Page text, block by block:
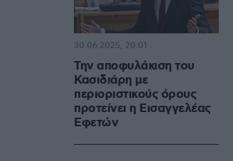
Την αποφυλάκιση του
Κασιδιάρη με
περιοριστικούς όρους
προτείνει η Εισαγγελέας
Εφετών
30.06.2025, 20:01